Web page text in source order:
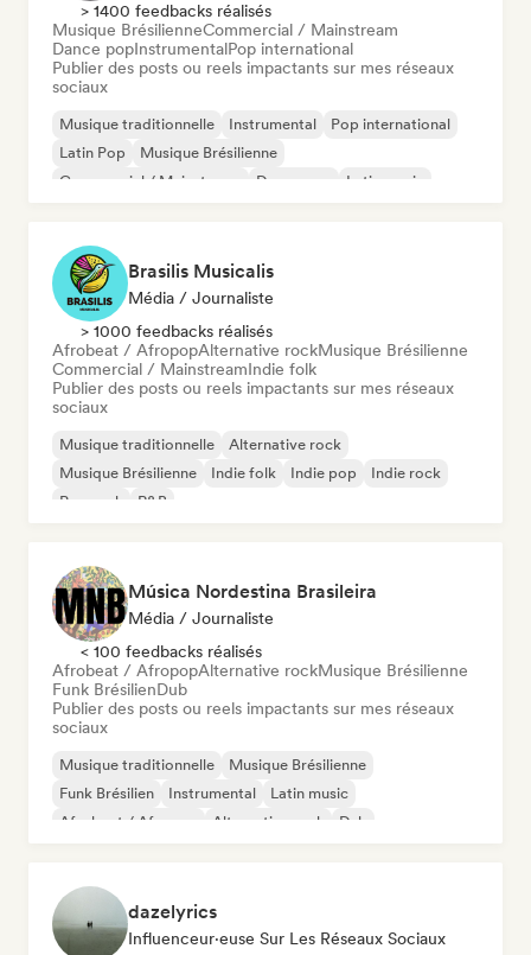
> 1400 feedbacks réalisés
Musique BrésilienneCommercial / Mainstream
Dance popInstrumentalPop international
Publier des posts ou reels impactants sur mes réseaux
sociaux
Musique traditionnelle Instrumental
Pop international
Latin Pop
Musique Brésilienne
Commercial / Mainstream
Dance pop Latin music
Brasilis Musicalis
Média / Journaliste
> 1000 feedbacks réalisés
Afrobeat / AfropopAlternative rockMusique Brésilienne
Commercial / MainstreamIndie folk
Publier des posts ou reels impactants sur mes réseaux
sociaux
Musique traditionnelle
Alternative rock
Musique Brésilienne
Indie folk Indie pop
Indie rock
Pop rock
R&B
Música Nordestina Brasileira
Média / Journaliste
< 100 feedbacks réalisés
Afrobeat / AfropopAlternative rockMusique Brésilienne
Funk BrésilienDub
Publier des posts ou reels impactants sur mes réseaux
sociaux
Musique traditionnelle
Musique Brésilienne
Funk Brésilien
Instrumental
Latin music
Afrobeat / Afropop
Alternative rock Dub
dazelyrics
Influenceur·euse Sur Les Réseaux Sociaux